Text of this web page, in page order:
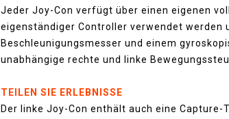
Jeder Joy-Con verfügt über einen eigenen
eigenständiger Controller verwendet werden
Beschleunigungsmesser und einem
unabhängige rechte und linke
TEILEN SIE ERLEBNISSE
Der linke Joy-Con enthält auch eine